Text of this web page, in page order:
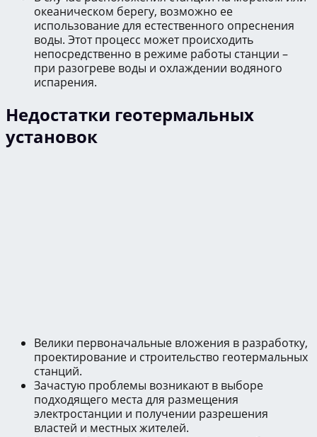
океаническом берегу, возможно ее
использование для естественного опреснения
воды. Этот процесс может происходить
непосредственно в режиме работы станции –
при разогреве воды и охлаждении водяного
испарения.
Недостатки геотермальных
установок
Велики первоначальные вложения в разработку,
проектирование и строительство геотермальных
станций.
Зачастую проблемы возникают в выборе
подходящего места для размещения
электростанции и получении разрешения
властей и местных жителей.